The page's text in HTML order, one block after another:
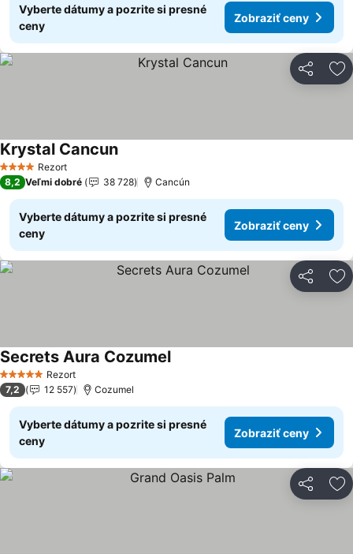
Vyberte dátumy a pozrite si presné
ceny
Zobraziť ceny
Zdieľať
4 Počet hviezdičiek
Rezort
Krystal CancunZobraziť ceny
8,2 Veľmi dobré 38 728 Cancún
Vyberte dátumy a pozrite si presné
ceny
Zobraziť ceny
Zdieľať
5 Počet hviezdičiek
Rezort
Secrets Aura CozumelZobraziť ceny
7,2 12 557 Cozumel
Vyberte dátumy a pozrite si presné
ceny
Zobraziť ceny
Zdieľať